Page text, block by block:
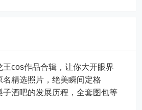
王cos作品合辑，让你大开眼界
名精选照片，绝美瞬间定格
子酒吧的发展历程，全套图包等